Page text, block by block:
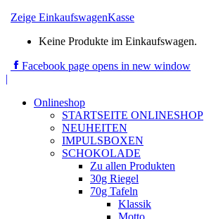
Zeige EinkaufswagenKasse
Keine Produkte im Einkaufswagen.
Facebook page opens in new window
|
Onlineshop
STARTSEITE ONLINESHOP
NEUHEITEN
IMPULSBOXEN
SCHOKOLADE
Zu allen Produkten
30g Riegel
70g Tafeln
Klassik
Motto